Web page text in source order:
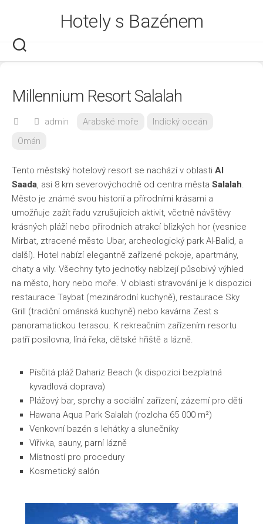
Hotely s Bazénem
Millennium Resort Salalah
admin Arabské moře
Indický oceán
Omán
Tento městský hotelový resort se nachází v oblasti Al
Saada, asi 8 km severovýchodně od centra města Salalah.
Město je známé svou historií a přírodními krásami a
umožňuje zažít řadu vzrušujících aktivit, včetně návštěvy
krásných pláží nebo přírodních atrakcí blízkých hor (vesnice
Mirbat, ztracené město Ubar, archeologický park Al-Balid, a
další). Hotel nabízí elegantně zařízené pokoje, apartmány,
chaty a vily. Všechny tyto jednotky nabízejí působivý výhled
na město, hory nebo moře. V oblasti stravování je k dispozici
restaurace Taybat (mezinárodní kuchyně), restaurace Sky
Grill (tradiční ománská kuchyně) nebo kavárna Zest s
panoramatickou terasou. K rekreačním zařízením resortu
patří posilovna, líná řeka, dětské hřiště a lázně.
Písčitá pláž Dahariz Beach (k dispozici bezplatná
kyvadlová doprava)
Plážový bar, sprchy a sociální zařízení, zázemí pro děti
Hawana Aqua Park Salalah (rozloha 65 000 m²)
Venkovní bazén s lehátky a slunečníky
Vířivka, sauny, parní lázně
Místností pro procedury
Kosmetický salón